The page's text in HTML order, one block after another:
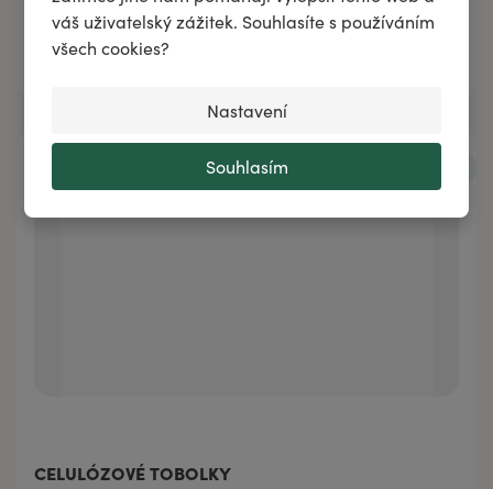
váš uživatelský zážitek. Souhlasíte s používáním
všech cookies?
Nastavení
Souhlasím
Přidat do košíku
CELULÓZOVÉ TOBOLKY